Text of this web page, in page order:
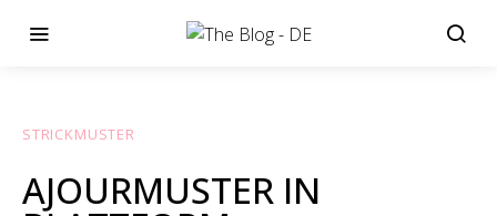
STRICKMUSTER
AJOURMUSTER IN